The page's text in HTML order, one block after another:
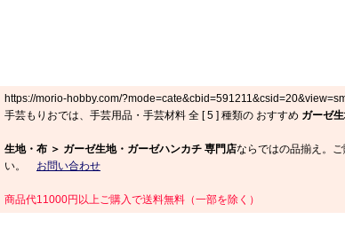
https://morio-hobby.com/
手芸もりおでは、手芸用品・手芸材料 全 [5 ] 種類の おすすめ ガーゼ
生地・布 ＞ ガーゼ生地・ガーゼハンカチ 専門店ならではの品揃え。
い。 お問い合わせ
商品代11000円以上ご購入で送料無料（一部を除く）